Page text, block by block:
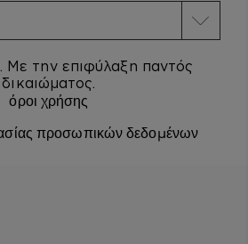
την επιφύλαξη παντός
δικαιώματος.
όροι χρήσης
προσωπικών δεδομένων